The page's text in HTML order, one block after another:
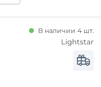
В наличии 4 шт.
Lightstar